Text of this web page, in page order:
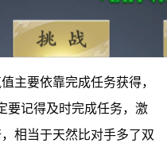
主要依靠完成任务获得，
要记得及时完成任务，激
相当于天然比对手多了双